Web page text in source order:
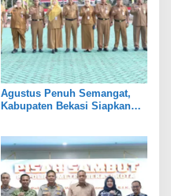
Agustus Penuh Semangat,
Kabupaten Bekasi Siapkan